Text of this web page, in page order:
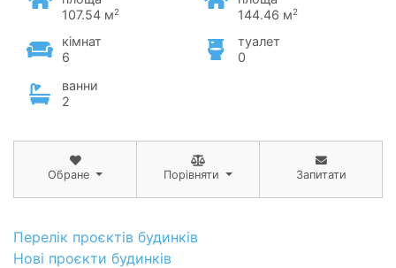
107.54 м2
144.46 м2
кімнат
6
туалет
0
ванни
2
Обране Порівняти Запитати
Перелік проєктів будинків
Нові проєкти будинків